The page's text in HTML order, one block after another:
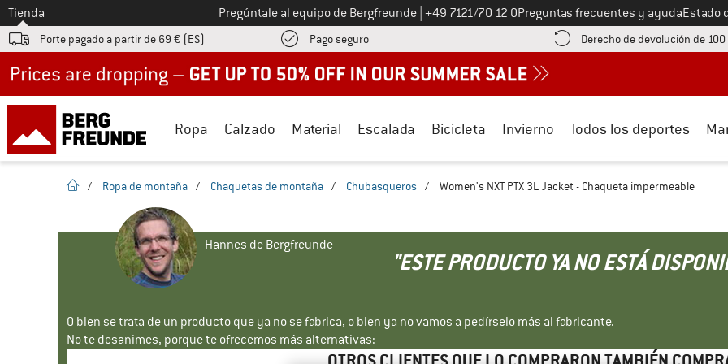
A la
Tienda Pregúntale al equipo de Bergfreunde Llámenos al
+49 7121/70 12 0Preguntas frecuentes y ayudaEstado
Porte pagado a partir de 69 € (ES) Pago seguro¡encuentre información sobre el pago aquí! Se abre en una ventana de
Derecho de devolución de
Ropa Calzado Material Escalada Bicicleta Invierno Todos los deportes
la pagina de inicio
/ Ropa de montaña / Chaquetas de montaña / Chubasqueros / Women's NXT PTX 3L Jacket - Chaqueta impermeable
Hannes de Bergfreunde
"ESTE PRODUCTO YA NO ESTÁ
O bien se trata de un producto que ya no se fabrica, o bien ya no vamos a pedírselo más al fabricante.
No te desanimes, porque te ofrecemos más alternativas: